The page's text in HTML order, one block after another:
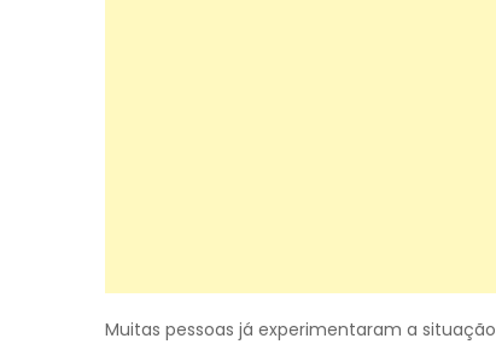
Muitas pessoas já experimentaram a